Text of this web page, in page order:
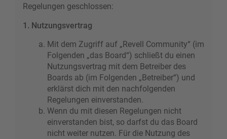
Regelungen geschlossen:
1. Nutzungsvertrag
Mit dem Zugriff auf „Revell Community“ (im
Folgenden „das Board“) schließt du einen
Nutzungsvertrag mit dem Betreiber des
Boards ab (im Folgenden „Betreiber“) und
erklärst dich mit den nachfolgenden
Regelungen einverstanden.
Wenn du mit diesen Regelungen nicht
einverstanden bist, so darfst du das Board
nicht weiter nutzen. Für die Nutzung des